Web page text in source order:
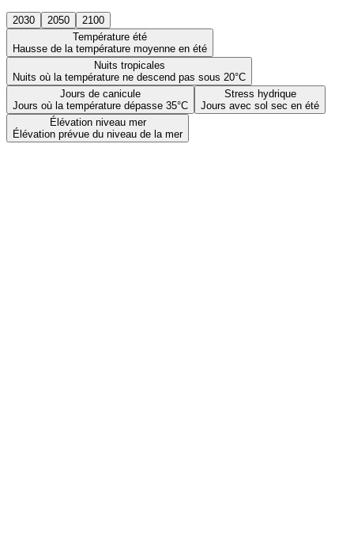
2030 2050
2100
Température été
Hausse de la température moyenne en été
Nuits tropicales
Nuits où la température ne descend pas sous 20°C
Jours de canicule
Jours où la température dépasse 35°C
Stress hydrique
Jours avec sol sec en été
Élévation niveau mer
Élévation prévue du niveau de la mer